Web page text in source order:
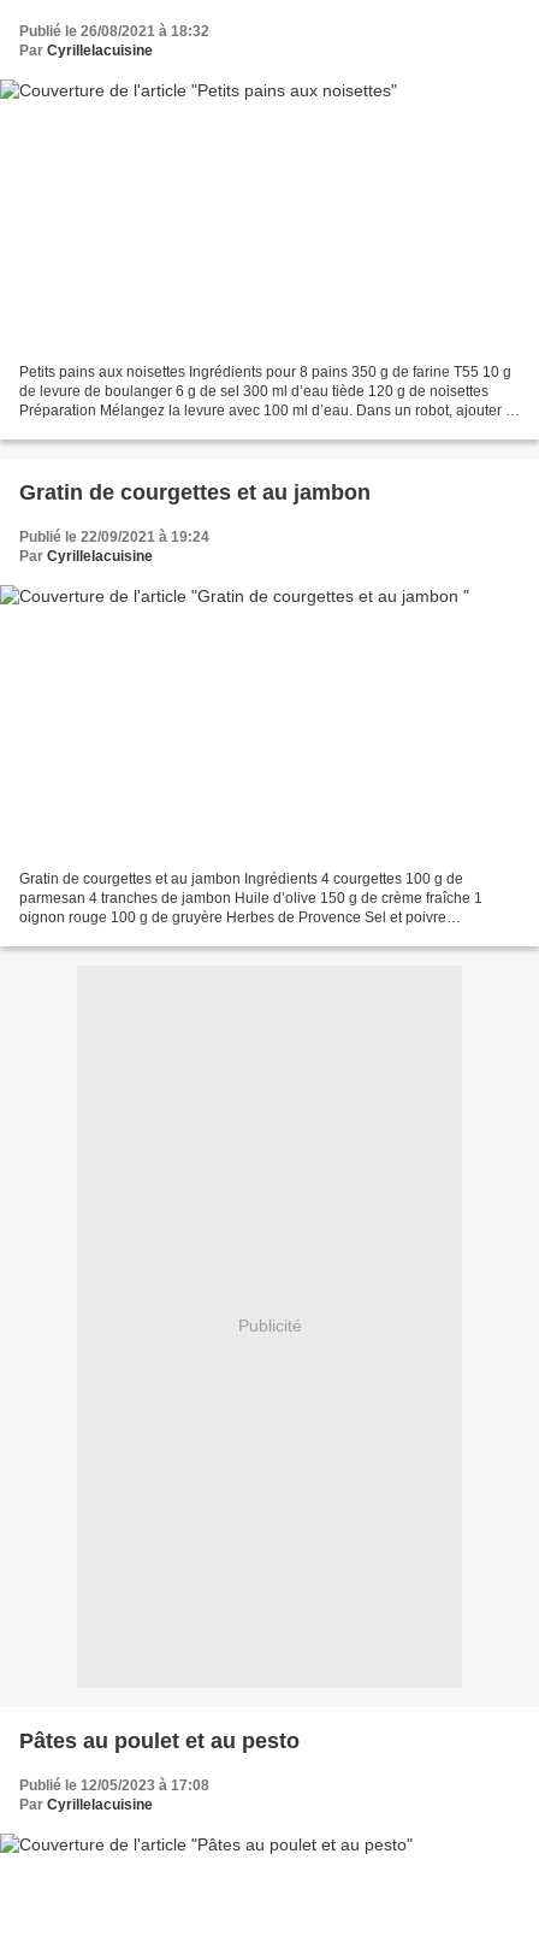
Publié le 26/08/2021 à 18:32
Par Cyrillelacuisine
Petits pains aux noisettes Ingrédients pour 8 pains 350 g de farine T55 10 g
de levure de boulanger 6 g de sel 300 ml d’eau tiède 120 g de noisettes
Préparation Mélangez la levure avec 100 ml d’eau. Dans un robot, ajouter la
Gratin de courgettes et au jambon
Publié le 22/09/2021 à 19:24
Par Cyrillelacuisine
Gratin de courgettes et au jambon Ingrédients 4 courgettes 100 g de
parmesan 4 tranches de jambon Huile d’olive 150 g de crème fraîche 1
oignon rouge 100 g de gruyère Herbes de Provence Sel et poivre
Publicité
Pâtes au poulet et au pesto
Publié le 12/05/2023 à 17:08
Par Cyrillelacuisine